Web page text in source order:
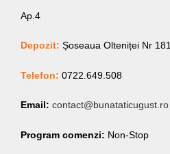
Ap.4
Depozit: Șoseaua Olteniței Nr
Telefon: 0722.649.508
Email: contact@bunataticugust.ro
Program comenzi: Non-Stop